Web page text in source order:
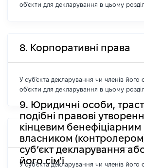
об'єкти для декларування в цьому
8. Корпоративні права
У суб'єкта декларування чи членів його
об'єкти для декларування в цьому
9. Юридичні особи,
подібні правові
кінцевим бенефіціарним
власником
суб’єкт декларування
його сім'ї
У суб'єкта декларування чи членів його